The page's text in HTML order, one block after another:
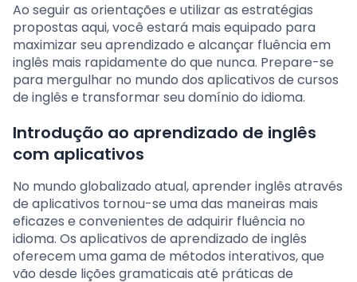
Ao seguir as orientações e utilizar as estratégias
propostas aqui, você estará mais equipado para
maximizar seu aprendizado e alcançar fluência em
inglês mais rapidamente do que nunca. Prepare-se
para mergulhar no mundo dos aplicativos de cursos
de inglês e transformar seu domínio do idioma.
Introdução ao aprendizado de inglês
com aplicativos
No mundo globalizado atual, aprender inglês através
de aplicativos tornou-se uma das maneiras mais
eficazes e convenientes de adquirir fluência no
idioma. Os aplicativos de aprendizado de inglês
oferecem uma gama de métodos interativos, que
vão desde lições gramaticais até práticas de